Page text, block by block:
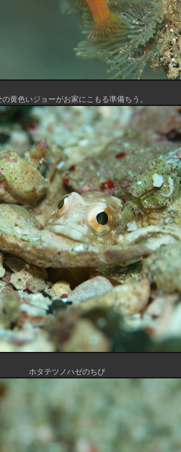
の黄色いジョーがお家にこもる準備ちう。
ホタテツノハゼのちび